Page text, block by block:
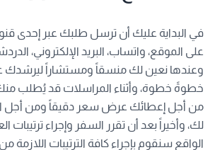
في البداية عليك أن ترسل طلبك عبر إحدى
على الموقع، واتساب، البريد الإلكتروني،
وعندها نعين لك منسقاً ومستشاراً ليرشدك
خطوةً خطوة، وأثناء المراسلات قد يُطلب
من أجل إعطائك عرض سعر دقيقاً ومن أجل
لك، وأخيراً بعد أن تقرر السفر وإجراء ترتيبات
الواقع سنقوم بإجراء كافة الترتيبات اللازمة